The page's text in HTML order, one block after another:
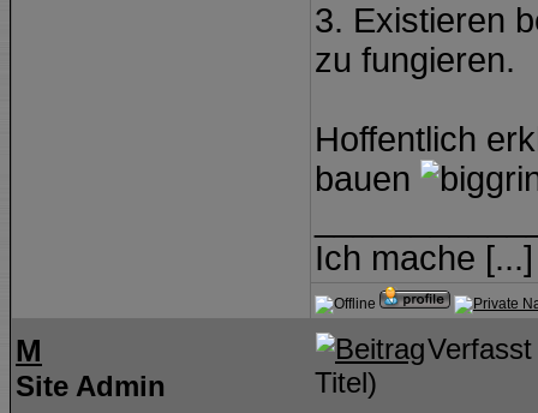
3. Existieren
zu fungieren.
Hoffentlich
bauen
Ich mache
M
Site Admin
Titel)